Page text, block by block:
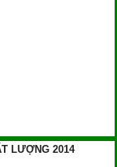
LƯỢNG 2014